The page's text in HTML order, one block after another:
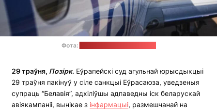
Фота:
29 траўня, Позірк. Еўрапейскі суд агульнай юрысдыкцыі
29 траўня пакінуў у сіле санкцыі Еўрасаюза, уведзеныя
супраць “Белавія”, адхіліўшы адпаведны іск беларускай
авіякампаніі, вынікае з інфармацыі, размешчанай на